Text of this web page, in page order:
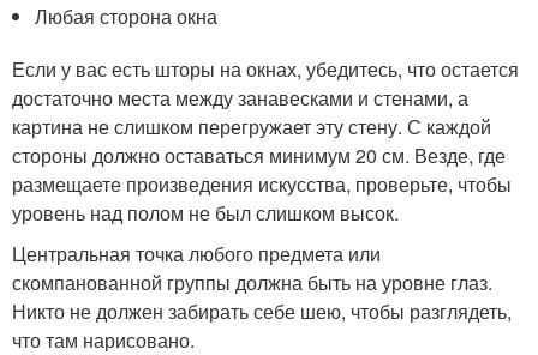
Любая сторона окна
Если у вас есть шторы на окнах, убедитесь, что остается
достаточно места между занавесками и стенами, а
картина не слишком перегружает эту стену. С каждой
стороны должно оставаться минимум 20 см. Везде, где
размещаете произведения искусства, проверьте, чтобы
уровень над полом не был слишком высок.
Центральная точка любого предмета или
скомпанованной группы должна быть на уровне глаз.
Никто не должен забирать себе шею, чтобы разглядеть,
что там нарисовано.